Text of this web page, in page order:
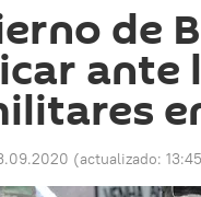
de
ante
(actualizado: